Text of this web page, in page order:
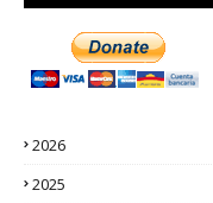
2026
2025